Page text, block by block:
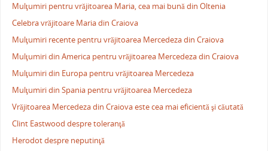
Mulţumiri pentru vrăjitoarea Maria, cea mai bună din Oltenia
Celebra vrăjitoare Maria din Craiova
Mulţumiri recente pentru vrăjitoarea Mercedeza din Craiova
Mulţumiri din America pentru vrăjitoarea Mercedeza din Craiova
Mulţumiri din Europa pentru vrăjitoarea Mercedeza
Mulţumiri din Spania pentru vrăjitoarea Mercedeza
Vrăjitoarea Mercedeza din Craiova este cea mai eficientă şi căutată
Clint Eastwood despre toleranţă
Herodot despre neputinţă